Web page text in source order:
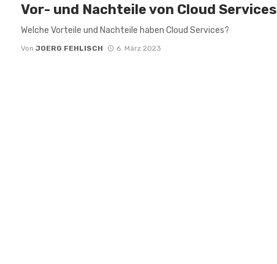
Vor- und Nachteile von Cloud Services
Welche Vorteile und Nachteile haben Cloud Services?
Von JOERG FEHLISCH 6. März 2023